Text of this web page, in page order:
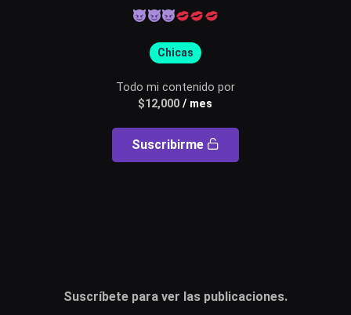
Usuario o email
Recuérdame
Chicas
Todo mi contenido por
$12,000 / mes
Suscribirme
Suscríbete para ver las publicaciones.